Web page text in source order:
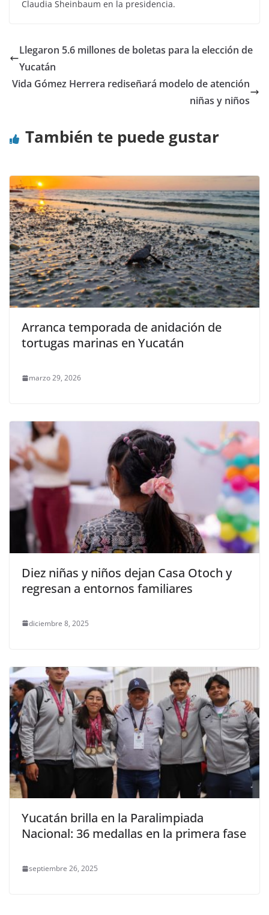
Claudia Sheinbaum en la presidencia.
Llegaron 5.6 millones de boletas para la elección de
Yucatán
Vida Gómez Herrera rediseñará modelo de atención
niñas y niños
También te puede gustar
Arranca temporada de anidación de
tortugas marinas en Yucatán
marzo 29, 2026
Diez niñas y niños dejan Casa Otoch y
regresan a entornos familiares
diciembre 8, 2025
Yucatán brilla en la Paralimpiada
Nacional: 36 medallas en la primera fase
septiembre 26, 2025